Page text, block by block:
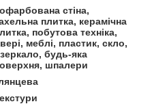
стіна,
плитка, керамічна
побутова техніка,
меблі, пластик, скло,
будь-яка
шпалери